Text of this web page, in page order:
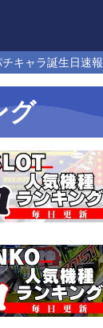
チキャラ誕生日速
グ